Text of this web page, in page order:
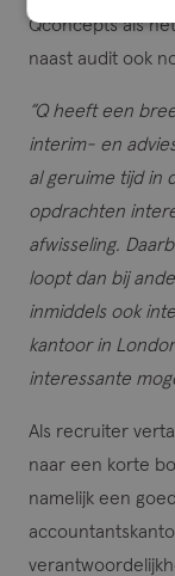
Qconcepts als
naast audit ook
“Q heeft een
interim- en
al geruime tijd in
opdrachten
afwisseling.
loopt dan bij
inmiddels ook
kantoor in
interessante
Als recruiter
naar een korte
namelijk een